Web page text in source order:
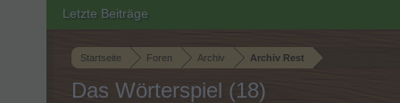
Startseite Foren Archiv Archiv Rest
Das Wörterspiel (18)
Letzte Beiträge